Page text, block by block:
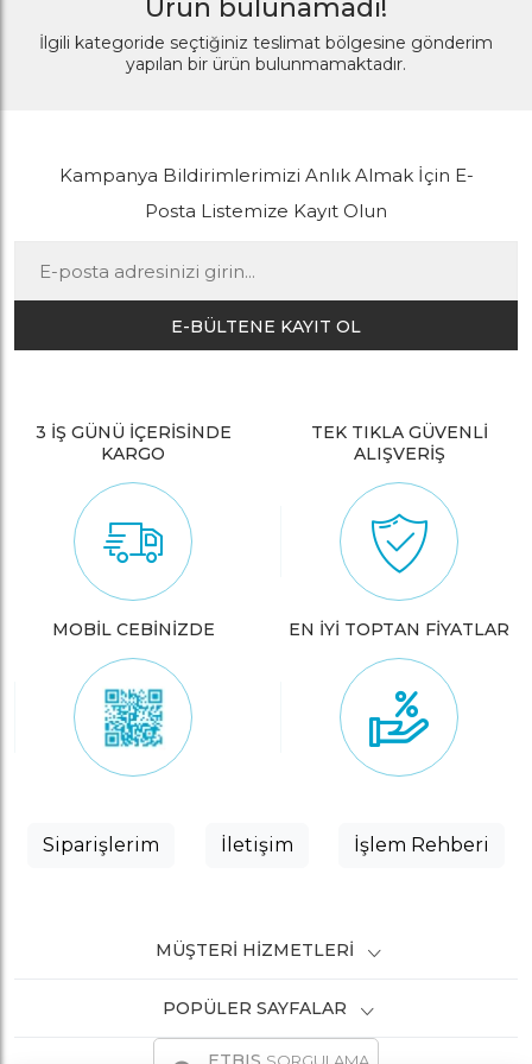
Ürün bulunamadı!
İlgili kategoride seçtiğiniz teslimat bölgesine gönderim
yapılan bir ürün bulunmamaktadır.
Kampanya Bildirimlerimizi Anlık Almak İçin E-
Posta Listemize Kayıt Olun
E-BÜLTENE KAYIT OL
3 İŞ GÜNÜ İÇERİSİNDE
KARGO
TEK TIKLA GÜVENLİ
ALIŞVERİŞ
MOBİL CEBİNİZDE EN İYİ TOPTAN FİYATLAR
Siparişlerim İletişim İşlem Rehberi
MÜŞTERI HIZMETLERI
POPÜLER SAYFALAR